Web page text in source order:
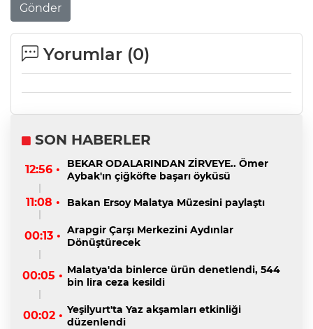
Gönder
Yorumlar (0)
SON HABERLER
12:56 •
BEKAR ODALARINDAN ZİRVEYE.. Ömer
Aybak'ın çiğköfte başarı öyküsü
11:08 • Bakan Ersoy Malatya Müzesini paylaştı
00:13 • Arapgir Çarşı Merkezini Aydınlar
Dönüştürecek
00:05 • Malatya'da binlerce ürün denetlendi, 544
bin lira ceza kesildi
00:02 • Yeşilyurt'ta Yaz akşamları etkinliği
düzenlendi